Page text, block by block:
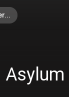
Asylum